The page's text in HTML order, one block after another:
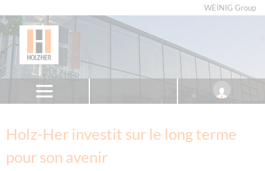
WEINIG Group
Holz-Her investit sur le long terme
pour son avenir